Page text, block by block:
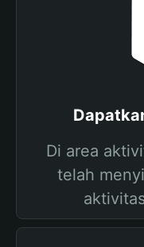
Di area
telah